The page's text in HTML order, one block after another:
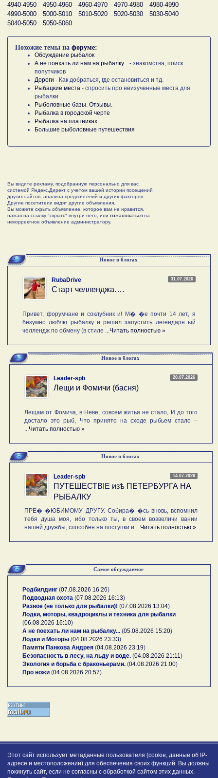
4940-4950
4950-4960 4960-4970 4970-4980
4980-4990
4990-5000
5000-5010 5010-5020 5020-5030
5030-5040
5040-5050
5050-5060
Похожие темы на форуме:
Обсуждение рыбалок
А не поехать ли нам на рыбалку...
- знакомства, поиск
попутчиков
Дороги - Как добраться, где остановиться и тд.
Рыбацкие места - спросить про неизученные места для
рыбалки
Рыболовные базы. Отзывы.
Рыбалка в городской черте
Рыбалка на платниках
Большие рыболовные путешествия
Вы видите рекламу, подобранную персонально для вас
системой Яндекс.Директ с учетом вашей истории посещений
других сайтов, анализа предпочтений и других факторов.
Другие посетители видят другие объявления.
Вы можете скрыть объявление, которое вам не нравится,
нажав на ссылку "скрыть" внутри него, или пожаловаться на
некорректное объявление администратору.
Новое в блогах
31.07.2026
RubaDrive
Старт челленджа….
Привет, форумчане и соклубник и! М� �е почти 14 лет, я
безумно люблю рыбалку и решил запустить легендарн ый
челлендж по обмену (в стиле ... Читать полностью »
Новое в блогах
20.07.2026
Leader-spb
Лещи и Фомичи (басня)
Лещам от Фомича, в Неве, совсем житья не стало, И до того
достало это рыб, Что принято на сходе рыбьем стало –
Читать полностью »
Новое в блогах
14.07.2026
Leader-spb
ПУТЕШЕСТВIE изѣ ПЕТЕРБУРГА НА
РЫБАЛКУ
ПРЕ� �ЮБИМОМУ ДРУГУ. Собира� �сь вновь, вспомнил
тебя душа моя, ибо только ты, в своем возвеличи вании
нашей дружбы, способен на поступки и ... Читать полностью »
Самое обсуждаемое
Родбилдинг (07.08.2026 16:26)
Подводная охота (07.08.2026 16:13)
Разное (не только для рыбалки)! (07.08.2026 13:04)
Лодки, моторы, квадроциклы и техника для рыбалки
(06.08.2026 16:10)
А не поехать ли нам на рыбалку... (05.08.2026 15:20)
Лодки и Моторы (04.08.2026 23:33)
Памяти Панкова Андрея (04.08.2026 23:19)
Безопасность в лесу, на льду и воде. (04.08.2026 21:11 )
Экология и борьба с браконьерами. (04.08.2026 21:00)
Про ножи (04.08.2026 20:57)
Этот сайт использует метаданные пользователя (cookie, данные об IP-
адресе и местоположении) для обеспечения своих функций. Вы должны
покинуть сайт, если не согласны с обработкой сайтом этих данных.